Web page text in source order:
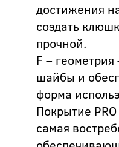
достижения
создать
прочной.
F –
шайбы и
форма
Покрытие
самая